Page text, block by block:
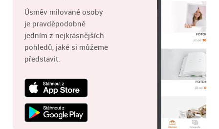
Úsměv milované osoby
je pravděpodobně
jedním z nejkrásnějších
pohledů, jaké si můžeme
představit.